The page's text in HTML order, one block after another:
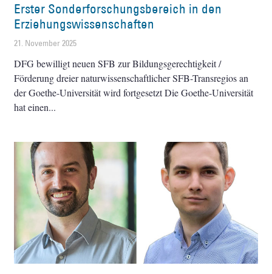
Erster Sonderforschungsbereich in den
Erziehungswissenschaften
21. November 2025
DFG bewilligt neuen SFB zur Bildungsgerechtigkeit /
Förderung dreier naturwissenschaftlicher SFB-Transregios an
der Goethe-Universität wird fortgesetzt Die Goethe-Universität
hat einen